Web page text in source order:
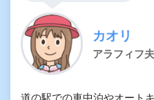
カオリ
アラフィフ
道の駅での車中泊やオート